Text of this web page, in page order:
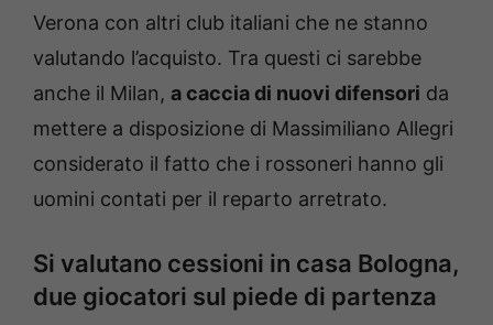
Verona con altri club italiani che ne stanno
valutando l’acquisto. Tra questi ci sarebbe
anche il Milan, a caccia di nuovi difensori da
mettere a disposizione di Massimiliano Allegri
considerato il fatto che i rossoneri hanno gli
uomini contati per il reparto arretrato.
Si valutano cessioni in casa Bologna,
due giocatori sul piede di partenza